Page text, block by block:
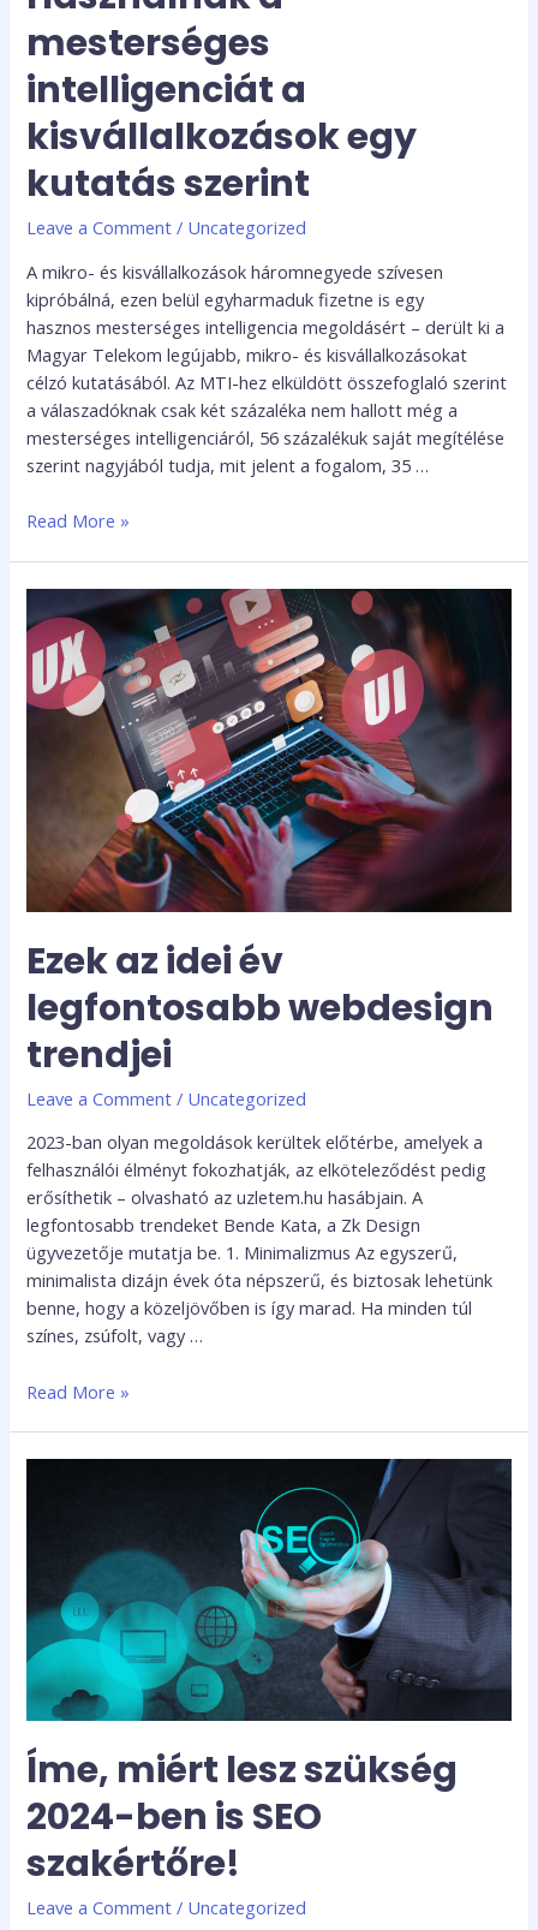
mesterséges
intelligenciát a
kisvállalkozások egy
kutatás szerint
Leave a Comment / Uncategorized
A mikro- és kisvállalkozások háromnegyede szívesen
kipróbálná, ezen belül egyharmaduk fizetne is egy
hasznos mesterséges intelligencia megoldásért – derült ki a
Magyar Telekom legújabb, mikro- és kisvállalkozásokat
célzó kutatásából. Az MTI-hez elküldött összefoglaló szerint
a válaszadóknak csak két százaléka nem hallott még a
mesterséges intelligenciáról, 56 százalékuk saját megítélése
szerint nagyjából tudja, mit jelent a fogalom, 35 …
Read More »
Ezek az idei év
legfontosabb webdesign
trendjei
Leave a Comment / Uncategorized
2023-ban olyan megoldások kerültek előtérbe, amelyek a
felhasználói élményt fokozhatják, az elköteleződést pedig
erősíthetik – olvasható az uzletem.hu hasábjain. A
legfontosabb trendeket Bende Kata, a Zk Design
ügyvezetője mutatja be. 1. Minimalizmus Az egyszerű,
minimalista dizájn évek óta népszerű, és biztosak lehetünk
benne, hogy a közeljövőben is így marad. Ha minden túl
színes, zsúfolt, vagy …
az
idei
év
legfontosabb
webdesign
Read More »
Íme, miért lesz szükség
2024-ben is SEO
szakértőre!
Leave a Comment / Uncategorized
2024-
ben
SEO
szakértőre!